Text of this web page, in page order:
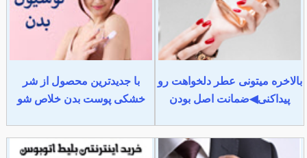
بالاخره میتونی عطر دلخواهت رو
پیداکنی◀ضمانت اصل بودن
با جدیدترین محصول از شر
خشکی پوست بدن خلاص شو